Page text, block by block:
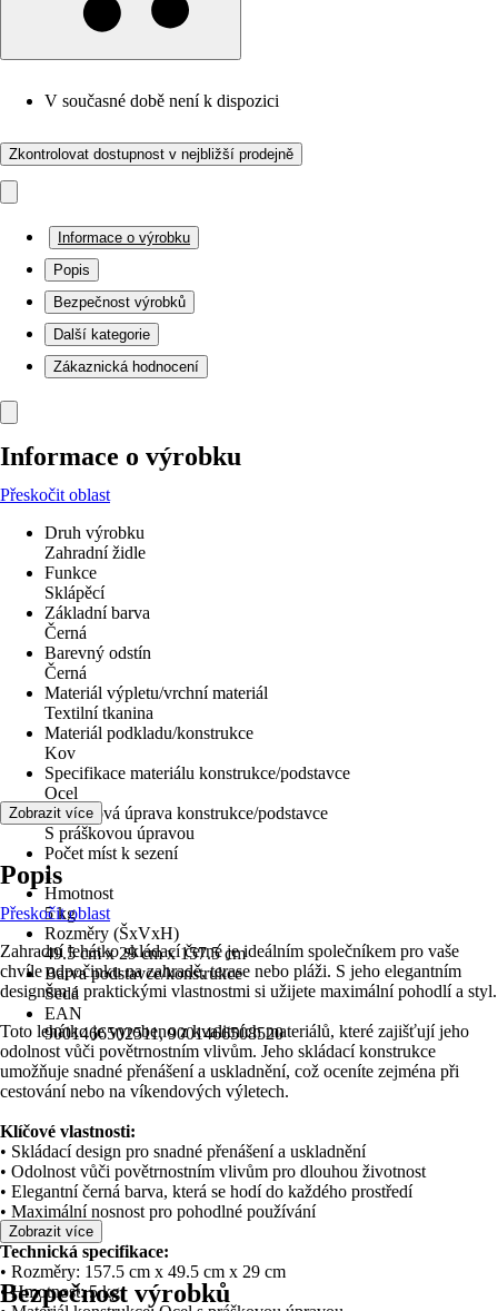
V současné době není k dispozici
Zkontrolovat dostupnost v nejbližší prodejně
Informace o výrobku
Popis
Bezpečnost výrobků
Další kategorie
Zákaznická hodnocení
Informace o výrobku
Přeskočit oblast
Druh výrobku
Zahradní židle
Funkce
Sklápěcí
Základní barva
Černá
Barevný odstín
Černá
Materiál výpletu/vrchní materiál
Textilní tkanina
Materiál podkladu/konstrukce
Kov
Specifikace materiálu konstrukce/podstavce
Ocel
Povrchová úprava konstrukce/podstavce
S práškovou úpravou
Počet míst k sezení
1
Hmotnost
5 kg
Rozměry (ŠxVxH)
49.5 cm x 29 cm x 157.5 cm
Barva podstavce/konstrukce
Šedá
EAN
9001466502511, 9001466508520
Zobrazit více
Popis
Přeskočit oblast
Zahradní lehátko skládací černé je ideálním společníkem pro vaše
chvíle odpočinku na zahradě, terase nebo pláži. S jeho elegantním
designem a praktickými vlastnostmi si užijete maximální pohodlí a styl.
Toto lehátko je vyrobeno z kvalitních materiálů, které zajišťují jeho
odolnost vůči povětrnostním vlivům. Jeho skládací konstrukce
umožňuje snadné přenášení a uskladnění, což oceníte zejména při
cestování nebo na víkendových výletech.
Klíčové vlastnosti:
• Skládací design pro snadné přenášení a uskladnění
• Odolnost vůči povětrnostním vlivům pro dlouhou životnost
• Elegantní černá barva, která se hodí do každého prostředí
• Maximální nosnost pro pohodlné používání
Technická specifikace:
• Rozměry: 157.5 cm x 49.5 cm x 29 cm
• Hmotnost: 5 kg
Zobrazit více
Bezpečnost výrobků